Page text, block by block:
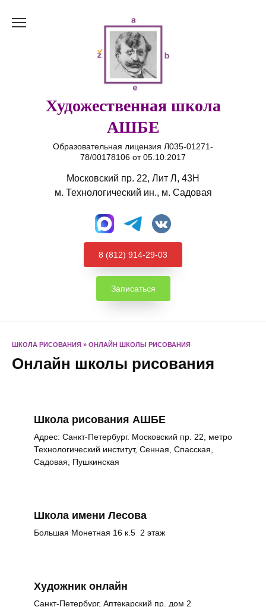
Художественная школа
АШБЕ
Образовательная лицензия Л035-01271-
78/00178106 от 05.10.2017
Московский пр. 22, Лит Л, 43Н
м. Технологический ин., м. Садовая
8 (812) 914-29-03
Записаться
ШКОЛА РИСОВАНИЯ » ОНЛАЙН ШКОЛЫ РИСОВАНИЯ
Онлайн школы рисования
Школа рисования АШБЕ
Адрес: Санкт-Петербург. Московский пр. 22, метро
Технологический институт, Сенная, Спасская,
Садовая, Пушкинская
Школа имени Лесова
Большая Монетная 16 к.5 2 этаж
Художник онлайн
Санкт-Петербург, Аптекарский пр. дом 2